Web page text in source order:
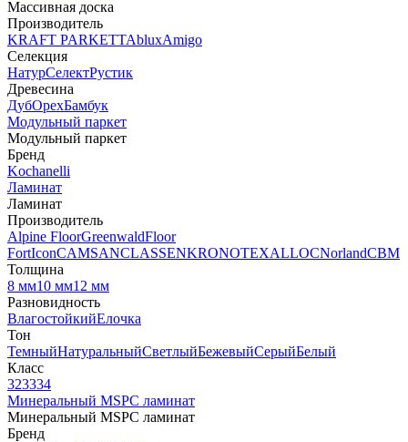
Массивная доска
Производитель
KRAFT PARKETTAbluxAmigo
Селекция
НатурСелектРустик
Древесина
ДубОрехБамбук
Модульный паркет
Модульный паркет
Бренд
Kochanelli
Ламинат
Ламинат
Производитель
Alpine FloorGreenwaldFloor
FortIconCAMSANCLASSENKRONOTEXALLOCNorlandCBM
Толщина
8 мм10 мм12 мм
Разновидность
ВлагостойкийЕлочка
Тон
ТемныйНатуральныйСветлыйБежевыйСерыйБелый
Класс
323334
Минеральный MSPC ламинат
Минеральный MSPC ламинат
Бренд